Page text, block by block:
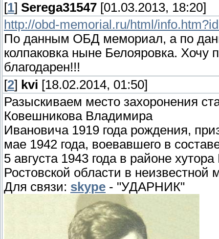
[1] Serega31547 [01.03.2013, 18:20]
http://obd-memorial.ru/html/
По данным ОБД мемориал, а по
колпаковка ныне Белояровка. Хочу
благодарен!!!
[2] kvi [18.02.2014, 01:50]
Разыскиваем место захоронения
Ковешникова Владимира
Ивановича 1919 года рождения,
мае 1942 года, воевавшего в
5 августа 1943 года в районе
Ростовской области в неизвестной
Для связи: skype - "УДАРНИК"